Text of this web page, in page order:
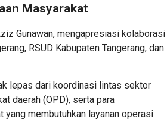
Masyarakat
Gunawan, mengapresiasi kolaborasi
RSUD Kabupaten Tangerang, dan
lepas dari koordinasi lintas sektor
daerah (OPD), serta para
membutuhkan layanan operasi